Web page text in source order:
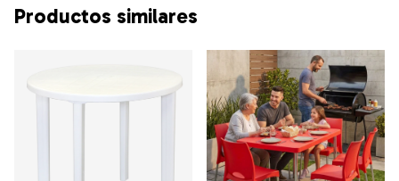
Productos similares